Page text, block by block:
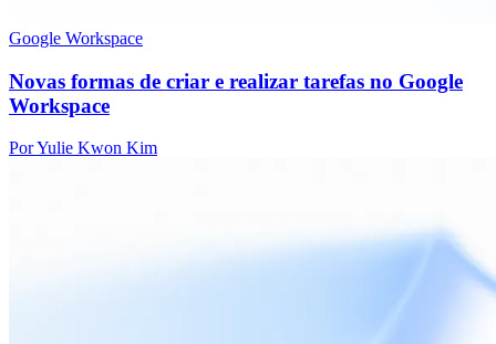
Google Workspace
Novas formas de criar e realizar tarefas no Google
Workspace
Por Yulie Kwon Kim